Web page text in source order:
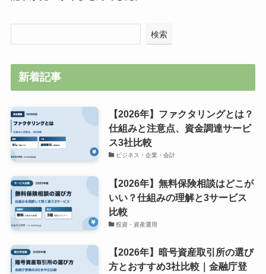
検索
新着記事
【2026年】ファクタリングとは？
仕組みと注意点、資金調達サービ
ス3社比較
ビジネス・企業・会計
【2026年】無料保険相談はどこが
いい？仕組みの理解と3サービス
比較
投資・資産運用
【2026年】暗号資産取引所の選び
方とおすすめ3社比較｜金融庁登